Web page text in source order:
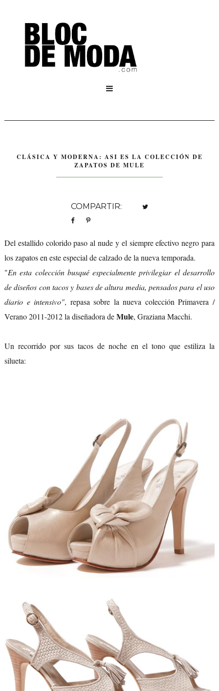

CLÁSICA Y MODERNA: ASI ES LA COLECCIÓN DE
ZAPATOS DE MULE
COMPARTIR:
Del estallido colorido paso al nude y el siempre efectivo negro para
los zapatos en este especial de calzado de la nueva temporada.
"En esta colección busqué especialmente privilegiar el desarrollo
de diseños con tacos y bases de altura media, pensados para el uso
diario e intensivo", repasa sobre la nueva colección Primavera /
Verano 2011-2012 la diseñadora deMule, Graziana Macchi.
Un recorrido por sus tacos de noche en el tono que estiliza la
silueta: